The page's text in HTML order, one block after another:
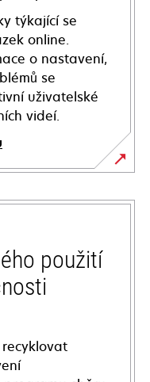
týkající se
online.
o nastavení,
se
uživatelské
videí.
použití